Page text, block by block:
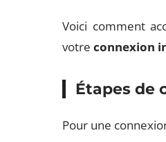
Voici comment
votreconnexion
Étapes de
Pour une